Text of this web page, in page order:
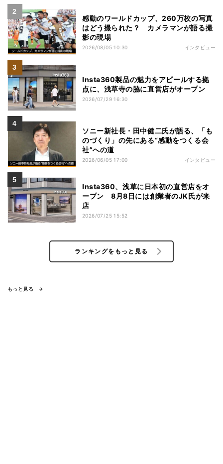
感動のワールドカップ、260万枚の写真
はどう撮られた？ カメラマンが語る撮
影の現場
2026/08/05 10:30 インタビュー
Insta360製品の魅力をアピールする拠
点に、浅草寺の脇に直営店がオープン
2026/07/29 16:30
ソニー新社長・田中健二氏が語る、「も
のづくり」の先にある“感動をつくる会
社”への道
2026/06/05 17:00 インタビュー
Insta360、浅草に日本初の直営店をオ
ープン 8月8日には創業者のJK氏が来
店
2026/07/25 15:52
ランキングをもっと見る
もっと見る